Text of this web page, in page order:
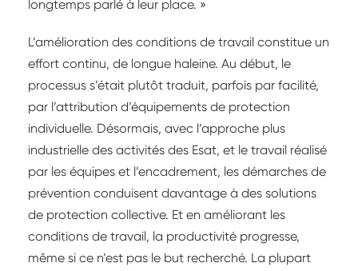
longtemps parlé à leur place. »
L’amélioration des conditions de travail constitue un
effort continu, de longue haleine. Au début, le
processus s’était plutôt traduit, parfois par facilité,
par l’attribution d’équipements de protection
individuelle. Désormais, avec l’approche plus
industrielle des activités des Esat, et le travail réalisé
par les équipes et l’encadrement, les démarches de
prévention conduisent davantage à des solutions
de protection collective. Et en améliorant les
conditions de travail, la productivité progresse,
même si ce n’est pas le but recherché. La plupart